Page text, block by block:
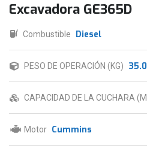
Excavadora GE365D
Combustible Diesel
PESO DE OPERACIÓN (KG)
CAPACIDAD DE LA CUCHARA
Motor Cummins